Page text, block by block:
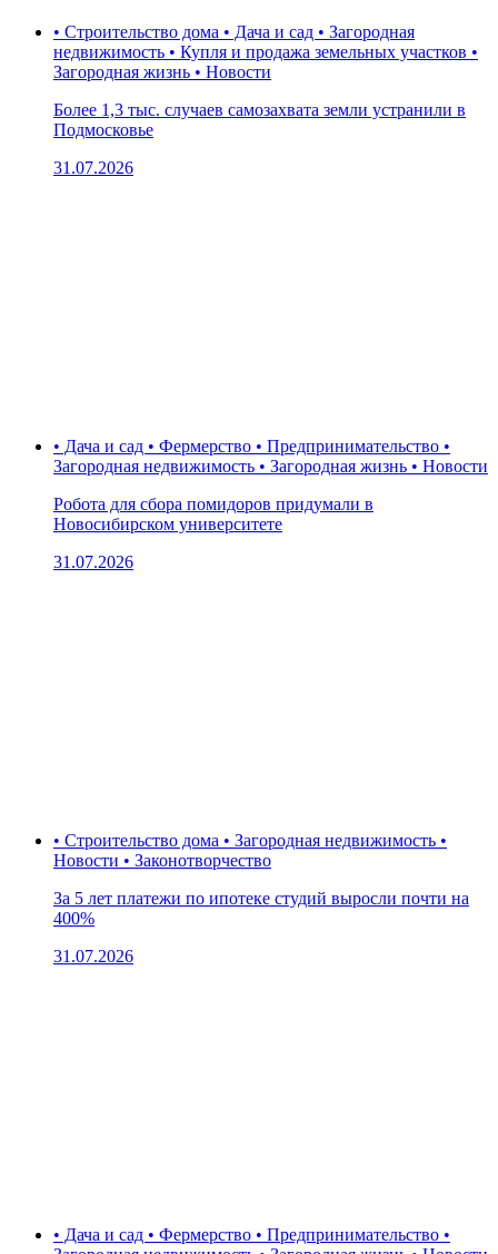
• Строительство дома • Дача и сад • Загородная
недвижимость • Купля и продажа земельных участков •
Загородная жизнь • Новости
Более 1,3 тыс. случаев самозахвата земли устранили в
Подмосковье
31.07.2026
• Дача и сад • Фермерство • Предпринимательство •
Загородная недвижимость • Загородная жизнь • Новости
Робота для сбора помидоров придумали в
Новосибирском университете
31.07.2026
• Строительство дома • Загородная недвижимость •
Новости • Законотворчество
За 5 лет платежи по ипотеке студий выросли почти на
400%
31.07.2026
• Дача и сад • Фермерство • Предпринимательство •